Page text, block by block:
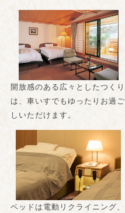
開放感のある広々としたつくり
は、車いすでもゆったりお過ご
しいただけます。
ベッドは電動リクライニング、